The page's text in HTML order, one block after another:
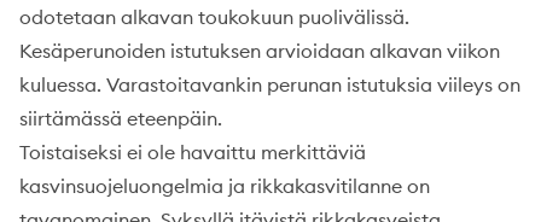
odotetaan alkavan toukokuun puolivälissä.
Kesäperunoiden istutuksen arvioidaan alkavan viikon
kuluessa. Varastoitavankin perunan istutuksia viileys on
siirtämässä eteenpäin.
Toistaiseksi ei ole havaittu merkittäviä
kasvinsuojeluongelmia ja rikkakasvitilanne on